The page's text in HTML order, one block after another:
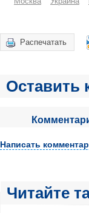
Распечатать
Оставить
Написать
Читайте